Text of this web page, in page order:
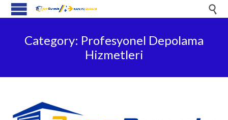

Category: Profesyonel Depolama
Hizmetleri